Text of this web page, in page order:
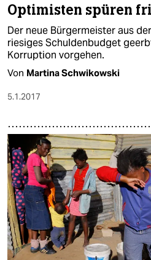
Optimisten spüren
Der neue Bürgermeister aus
riesiges Schuldenbudget
Korruption vorgehen.
Von Martina Schwikowski
5.1.2017